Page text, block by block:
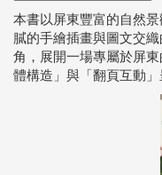
本書以屏東豐富的自然
膩的手繪插畫與圖文交
角，展開一場專屬於屏
體構造」與「翻頁互動